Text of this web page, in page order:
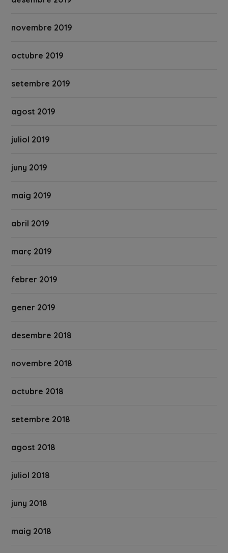
novembre 2019
octubre 2019
setembre 2019
agost 2019
juliol 2019
juny 2019
maig 2019
abril 2019
març 2019
febrer 2019
gener 2019
desembre 2018
novembre 2018
octubre 2018
setembre 2018
agost 2018
juliol 2018
juny 2018
maig 2018